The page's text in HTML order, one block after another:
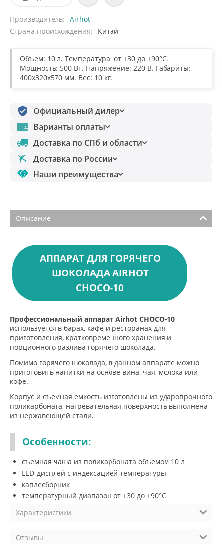
Производитель
Airhot
Страна происхождения
Китай
Объем: 10 л. Температура: от +30 до +90°C.
Мощность: 500 Вт. Напряжение: 220 В. Габариты:
400х320х570 мм. Вес: 10 кг.
Официальный дилер
Варианты оплаты
Доставка по СПб и области
Доставка по России
Наши преимущества
Описание
АППАРАТ ДЛЯ ГОРЯЧЕГО
ШОКОЛАДА AIRHOT
CHOCO-10
Профессиональный аппарат Airhot CHOCO-10
используется в барах, кафе и ресторанах для
приготовления, кратковременного хранения и
порционного разлива горячего шоколада.
Помимо горячего шоколада, в данном аппарате можно
приготовить напитки на основе вина, чая, молока или
кофе.
Корпус и съемная емкость изготовлены из ударопрочного
поликарбоната, нагревательная поверхность выполнена
из нержавеющей стали.
Особенности:
съемная чаша из поликарбоната объемом 10 л
LED-дисплей с индексацией температуры
каплесборник
температурный диапазон от +30 до +90°C
Характеристики
Отзывы